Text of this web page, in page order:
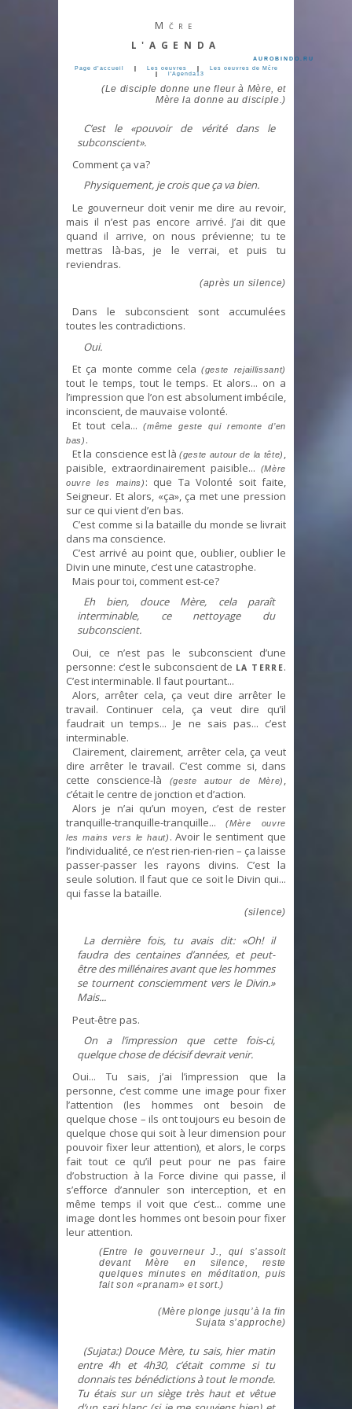
Mčre
L'AGENDA
AUROBINDO.RU
Page d’accueil
Les oeuvres
Les oeuvres de Mčre
l'Agenda13
(Le disciple donne une fleur à Mère, et
Mère la donne au disciple.)
C’est le «pouvoir de vérité dans le
subconscient».
Comment ça va?
Physiquement, je crois que ça va bien.
Le gouverneur doit venir me dire au revoir,
mais il n’est pas encore arrivé. J’ai dit que
quand il arrive, on nous prévienne; tu te
mettras là-bas, je le verrai, et puis tu
reviendras.
(après un silence)
Dans le subconscient sont accumulées
toutes les contradictions.
Oui.
Et ça monte comme cela (geste rejaillissant)
tout le temps, tout le temps. Et alors... on a
l’impression que l’on est absolument imbécile,
inconscient, de mauvaise volonté.
Et tout cela...(même geste qui remonte d’en
bas) .
Et la conscience est là (geste autour de la tête) ,
paisible, extraordinairement paisible...
(Mère
ouvre les mains) : que Ta Volonté soit faite,
Seigneur. Et alors, «ça», ça met une pression
sur ce qui vient d’en bas.
C’est comme si la bataille du monde se livrait
dans ma conscience.
C’est arrivé au point que, oublier, oublier le
Divin une minute, c’est une catastrophe.
Mais pour toi, comment est-ce?
Eh bien, douce Mère, cela paraît
interminable, ce nettoyage du
subconscient.
Oui, ce n’est pas le subconscient d’une
personne: c’est le subconscient de LA TERRE.
C’est interminable. Il faut pourtant...
Alors, arrêter cela, ça veut dire arrêter le
travail. Continuer cela, ça veut dire qu’il
faudrait un temps... Je ne sais pas... c’est
interminable.
Clairement, clairement, arrêter cela, ça veut
dire arrêter le travail. C’est comme si, dans
cette conscience-là
(geste autour de Mère) ,
c’était le centre de jonction et d’action.
Alors je n’ai qu’un moyen, c’est de rester
tranquille-tranquille-tranquille...(Mère ouvre
les mains vers le haut) . Avoir le sentiment que
l’individualité, ce n’est rien-rien-rien – ça laisse
passer-passer les rayons divins. C’est la
seule solution. Il faut que ce soit le Divin qui...
qui fasse la bataille.
(silence)
La dernière fois, tu avais dit: «Oh! il
faudra des centaines d’années, et peut-
être des millénaires avant que les hommes
se tournent consciemment vers le Divin.»
Mais...
Peut-être pas.
On a l’impression que cette fois-ci,
quelque chose de décisif devrait venir.
Oui... Tu sais, j’ai l’impression que la
personne, c’est comme une image pour fixer
l’attention (les hommes ont besoin de
quelque chose – ils ont toujours eu besoin de
quelque chose qui soit à leur dimension pour
pouvoir fixer leur attention), et alors, le corps
fait tout ce qu’il peut pour ne pas faire
d’obstruction à la Force divine qui passe, il
s’efforce d’annuler son interception, et en
même temps il voit que c’est... comme une
image dont les hommes ont besoin pour fixer
leur attention.
(Entre le gouverneur J., qui s’assoit
devant Mère en silence, reste
quelques minutes en méditation, puis
fait son «pranam» et sort.)
(Mère plonge jusqu’à la fin
Sujata s’approche)
(Sujata:) Douce Mère, tu sais, hier matin
entre 4h et 4h30, c’était comme si tu
donnais tes bénédictions à tout le monde.
Tu étais sur un siège très haut et vêtue